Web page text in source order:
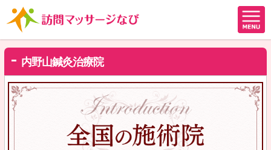
内野山鍼灸治療院